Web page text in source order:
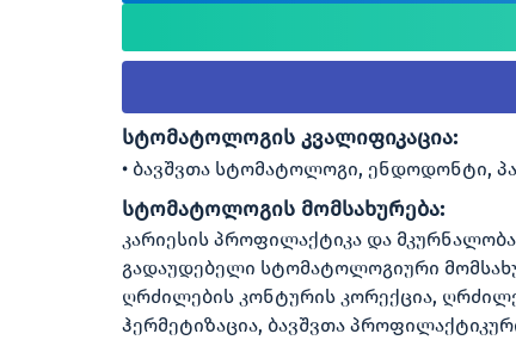
სტომატოლოგის კვალიფიკაცია:
ბავშვთა სტომატოლოგი, ენდოდონტი,
სტომატოლოგის მომსახურება:
კარიესის პროფილაქტიკა და
გადაუდებელი სტომატოლოგიური
ღრძილების კონტურის კორექცია,
ჰერმეტიზაცია, ბავშვთა